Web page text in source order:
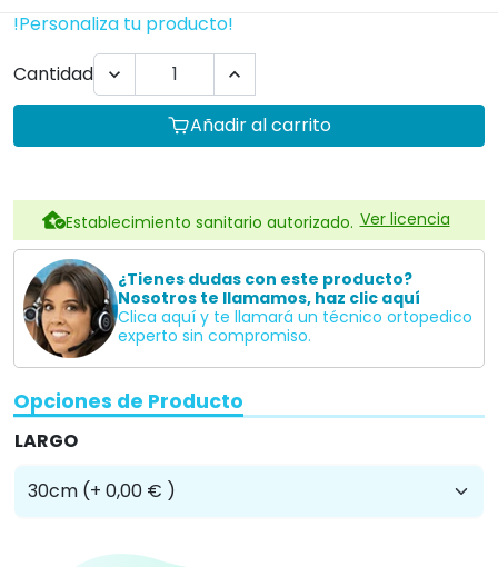
!Personaliza tu producto!
Cantidad
 
Añadir al carrito
Establecimiento sanitario autorizado. Ver licencia
¿Tienes dudas con este producto?
Nosotros te llamamos, haz clic aquí
Clica aquí y te llamará un técnico ortopedico
experto sin compromiso.
Opciones de Producto
LARGO